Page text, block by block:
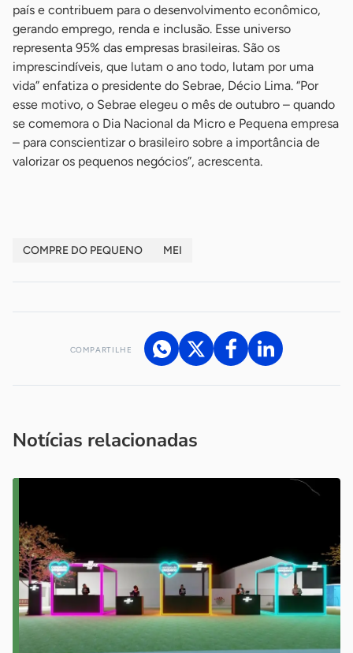
país e contribuem para o desenvolvimento econômico,
gerando emprego, renda e inclusão. Esse universo
representa 95% das empresas brasileiras. São os
imprescindíveis, que lutam o ano todo, lutam por uma
vida” enfatiza o presidente do Sebrae, Décio Lima. “Por
esse motivo, o Sebrae elegeu o mês de outubro – quando
se comemora o Dia Nacional da Micro e Pequena empresa
– para conscientizar o brasileiro sobre a importância de
valorizar os pequenos negócios”, acrescenta.
COMPRE DO PEQUENO MEI
COMPARTILHE
Notícias relacionadas